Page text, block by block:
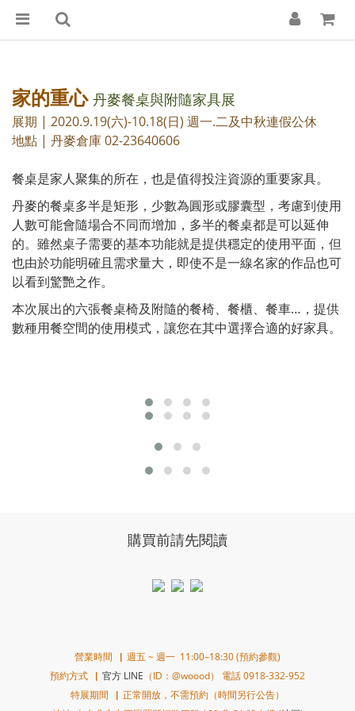
家的重心 丹麥餐桌與附隨家具展
展期 | 2020.9.19(六)-10.18(日) 週一.二及中秋連假公休
地點 | 丹麥倉庫 02-23640606
餐桌是家人聚集的所在，也是值得投注資源的重要家具。
丹麥的餐桌多半是矩形，少數為圓形或膠囊型，考慮到使用
人數可能會隨場合不同而增加，多半的餐桌都是可以延伸
的。雖然桌子需要的基本功能就是提供穩定的使用平面，但
也由於功能明確且需求量大，即使不是一線名家的作品也可
以看到驚艷之作。
本次展出的六張餐桌椅及附隨的餐椅、餐櫃、餐車…，提供
數種用餐空間的使用模式，讓您在其中選擇合適的好家具。
購買前請先閱讀
營業時間▕ 週五 ~ 週一 11:00–18:30 (預約參觀)
預約方式▕ 官方 LINE （ID：@woood） 電話 0918-332-952
特展期間▕ 正常開放，不需預約（時間另行公告）